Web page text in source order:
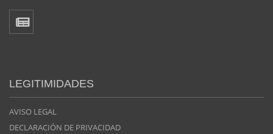
LEGITIMIDADES
AVISO LEGAL
DECLARACIÓN DE PRIVACIDAD